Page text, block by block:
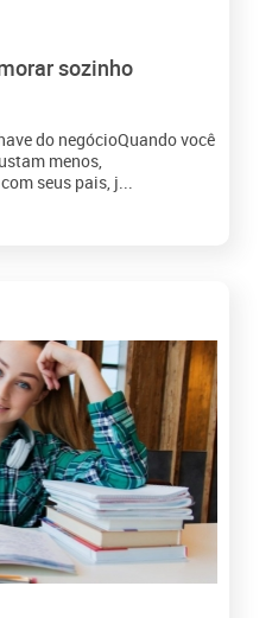
sozinho
do negócioQuando você
menos,
seus pais, j...